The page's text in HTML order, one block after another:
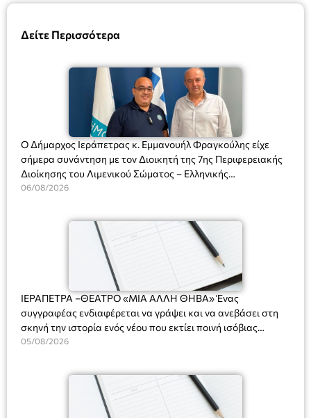
Δείτε Περισσότερα
Ο Δήμαρχος Ιεράπετρας κ. Εμμανουήλ Φραγκούλης είχε
σήμερα συνάντηση με τον Διοικητή της 7ης Περιφερειακής
Διοίκησης του Λιμενικού Σώματος – Ελληνικής
Ακτοφυλακής (Λ.Σ.-ΕΛ.ΑΚΤ.), Αρχιπλοίαρχο Λ.Σ. κ. Ιωάννη
06/08/2026
ΙΕΡΑΠΕΤΡΑ –ΘΕΑΤΡΟ «ΜΙΑ ΑΛΛΗ ΘΗΒΑ» Ένας
συγγραφέας ενδιαφέρεται να γράψει και να ανεβάσει στη
σκηνή την ιστορία ενός νέου που εκτίει ποινή ισόβιας
κάθειρξης για πατροκτονία. Ένα πολυβραβευμένο έργο για
ασθένεια, τον ερωτισμό. Ένα έργο αινιγματικό, συγκινητικό,
όσο και διασκεδαστικό. Ο διακεκριμένος σκηνοθέτης
Βαγγέλης Θεοδωρόπουλος ανέδειξε το πολυεπίπεδο αυτό
έργο, ενώ η παράσταση έχει καθιερωθεί ως σημαντικό
05/08/2026